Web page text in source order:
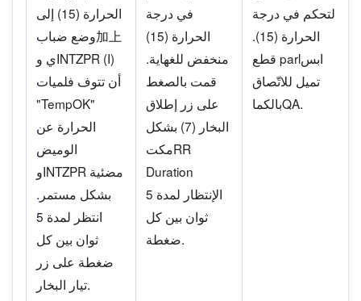
الحرارة (15) إلى
وضع ضباب加上
ي وINTZPR (I)
أن تتوف فلميات
"TempOK"
الحرارة عن
الوميض
وINTZPR مضئية
بشكل مستمر.
انتظر لمدة 5
ثوان بين كل
ضغطة على زر
تيار البخار.
في درجة
الحرارة (15)
منخفض للغهاية.
قمت بالصغط
على زر إطلاق
البخار (7) بشكل
مكتRR
Duration
الإنتظار لمدة 5
ثوان بين كل
ضغطة.
التحكم في درجة
الحرارة (15).
قطع parlابس
تميل للاتّصاق
بالكماQA.